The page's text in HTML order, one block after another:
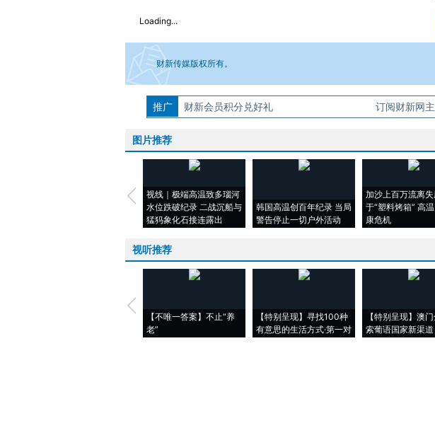
Loading...
财新传媒版权所有。
如需刊登转载请点击右侧按钮，提交相关信息。经确认即可刊登转载。
推广 财新会员积分兑好礼 订阅财新网
图片推荐
视线｜极端高温致多瑙河
水位跌破纪录 二战沉船与
猛犸象化石接连露出
韩国高温创百年纪录 当局
警告停止一切户外活动
加沙上百万流离
于“塑料烤箱” 高
康危机
视听推荐
【不唯一答案】不止“养
老”
【特别呈现】寻找100种
有意思的生活方式·第一对
【特别呈现】澳
索葡语国家新渠道